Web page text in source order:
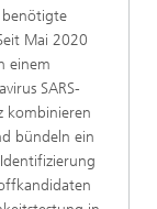
benötigte
Mai 2020
einem
SARS-
kombinieren
bündeln ein